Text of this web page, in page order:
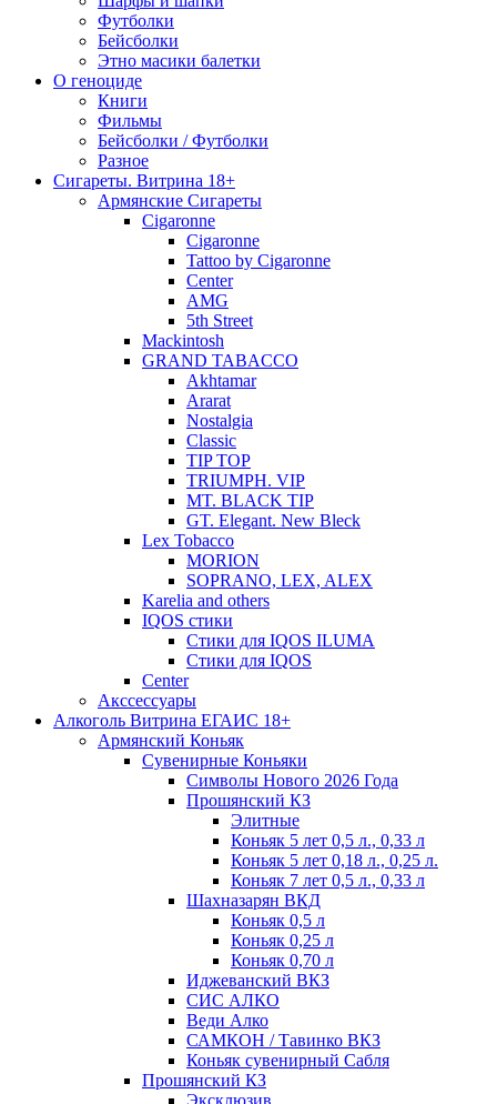
Футболки
Бейсболки
Этно масики балетки
О геноциде
Книги
Фильмы
Бейсболки / Футболки
Разное
Сигареты. Витрина 18+
Армянские Сигареты
Cigaronne
Cigaronne
Tattoo by Cigaronne
Center
AMG
5th Street
Mackintosh
GRAND TABACCO
Akhtamar
Ararat
Nostalgia
Classic
TIP TOP
TRIUMPH. VIP
MT. BLACK TIP
GT. Elegant. New Bleck
Lex Tobacco
MORION
SOPRANO, LEX, ALEX
Karelia and others
IQOS стики
Стики для IQOS ILUMA
Стики для IQOS
Сenter
Акссессуары
Алкоголь Витрина ЕГАИС 18+
Армянский Коньяк
Сувенирные Коньяки
Символы Нового 2026 Года
Прошянский КЗ
Элитные
Коньяк 5 лет 0,5 л., 0,33 л
Коньяк 5 лет 0,18 л., 0,25 л.
Коньяк 7 лет 0,5 л., 0,33 л
Шахназарян ВКД
Коньяк 0,5 л
Коньяк 0,25 л
Коньяк 0,70 л
Иджеванский ВКЗ
СИС АЛКО
Веди Алко
САМКОН / Тавинко ВКЗ
Коньяк сувенирный Сабля
Прошянский КЗ
Эксклюзив